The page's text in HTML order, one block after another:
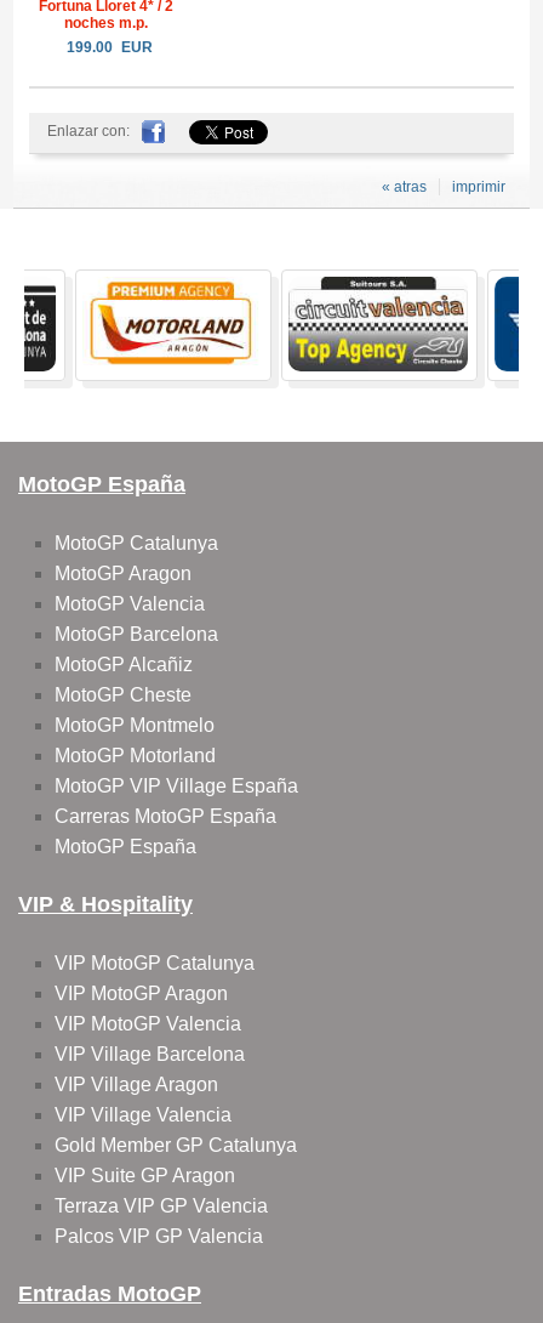
Fortuna Lloret 4* / 2
noches m.p.
199.00
EUR
Enlazar con:
imprimir
« atras
MotoGP España
MotoGP Catalunya
MotoGP Aragon
MotoGP Valencia
MotoGP Barcelona
MotoGP Alcañiz
MotoGP Cheste
MotoGP Montmelo
MotoGP Motorland
MotoGP VIP Village España
Carreras MotoGP España
MotoGP España
VIP & Hospitality
VIP MotoGP Catalunya
VIP MotoGP Aragon
VIP MotoGP Valencia
VIP Village Barcelona
VIP Village Aragon
VIP Village Valencia
Gold Member GP Catalunya
VIP Suite GP Aragon
Terraza VIP GP Valencia
Palcos VIP GP Valencia
Entradas MotoGP